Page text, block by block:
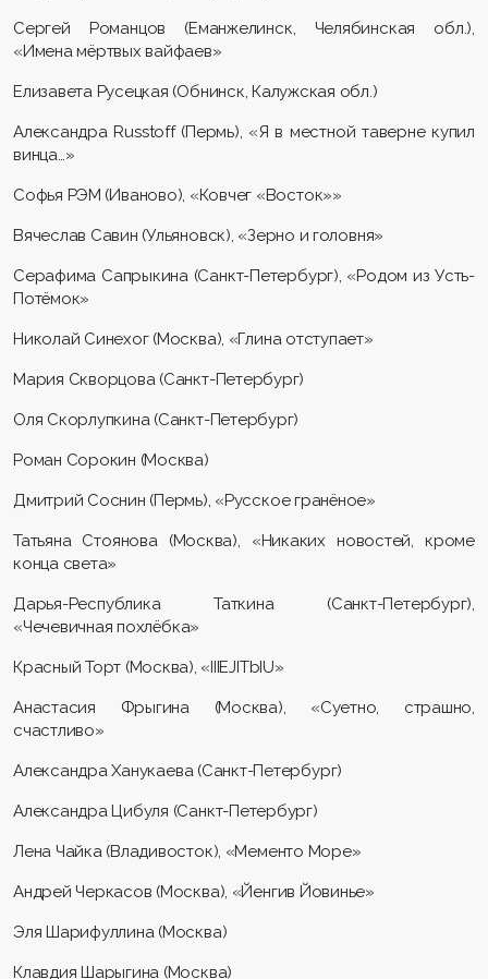
Сергей Романцов (Еманжелинск, Челябинская обл.),
«Имена мёртвых вайфаев»
Елизавета Русецкая (Обнинск, Калужская обл.)
Александра Russtoff (Пермь), «Я в местной таверне купил
винца…»
Софья РЭМ (Иваново), «Ковчег «Восток»»
Вячеслав Савин (Ульяновск), «Зерно и головня»
Серафима Сапрыкина (Санкт-Петербург), «Родом из Усть-
Потёмок»
Николай Синехог (Москва), «Глина отступает»
Мария Скворцова (Санкт-Петербург)
Оля Скорлупкина (Санкт-Петербург)
Роман Сорокин (Москва)
Дмитрий Соснин (Пермь), «Русское гранёное»
Татьяна Стоянова (Москва), «Никаких новостей, кроме
конца света»
Дарья-Республика Таткина (Санкт-Петербург),
«Чечевичная похлёбка»
Красный Торт (Москва), «IIIEJITbIU»
Анастасия Фрыгина (Москва), «Суетно, страшно,
счастливо»
Александра Ханукаева (Санкт-Петербург)
Александра Цибуля (Санкт-Петербург)
Лена Чайка (Владивосток), «Мементо Море»
Андрей Черкасов (Москва), «Йенгив Йовинье»
Эля Шарифуллина (Москва)
Клавдия Шарыгина (Москва)